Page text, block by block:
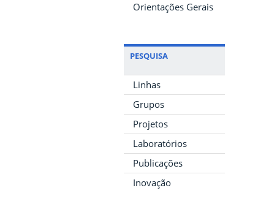
Orientações Gerais
PESQUISA
Linhas
Grupos
Projetos
Laboratórios
Publicações
Inovação